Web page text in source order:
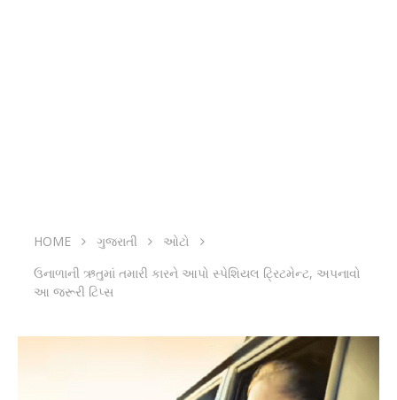
HOME ગુજરાતી
ઓટો
ઉનાળાની ઋતુમાં તમારી કારને આપો સ્પેશિયલ ટ્રિટમેન્ટ, અપનાવો
આ જરૂરી ટિપ્સ